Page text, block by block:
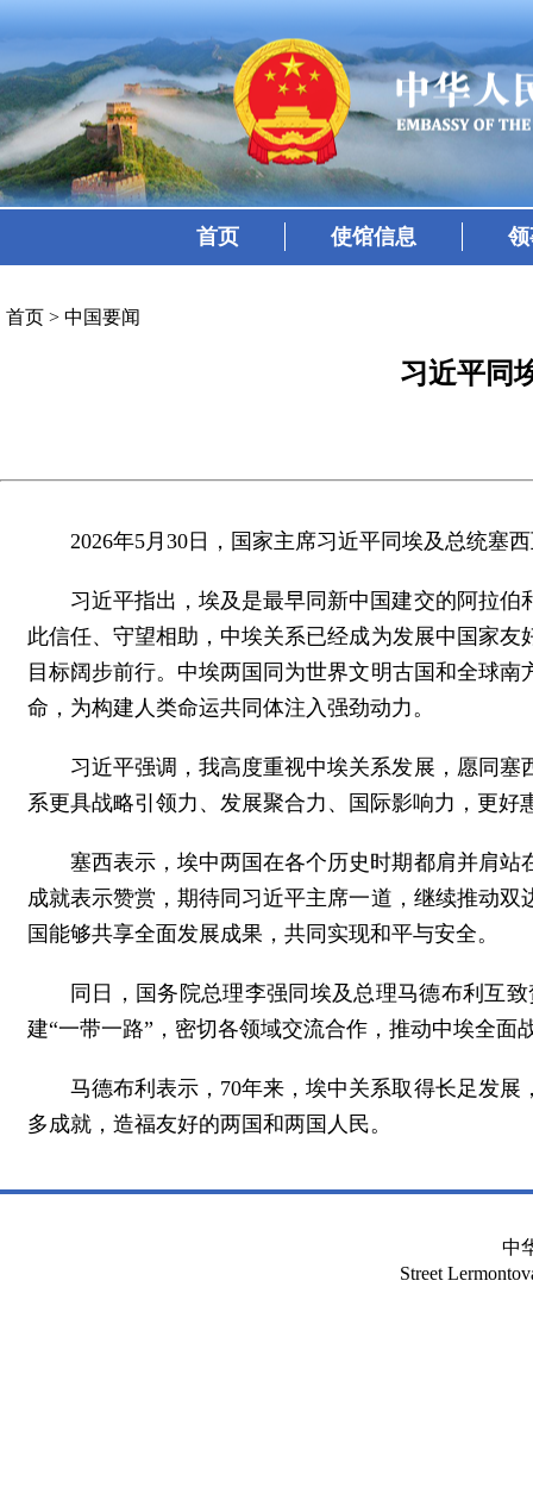
首页 使馆信息
首页 > 中国要闻
习近平同
2026年5月30日，国家主席习近平同埃及总统塞
习近平指出，埃及是最早同新中国建交的阿拉
此信任、守望相助，中埃关系已经成为发展中国家
目标阔步前行。中埃两国同为世界文明古国和全球
命，为构建人类命运共同体注入强劲动力。
习近平强调，我高度重视中埃关系发展，愿同
系更具战略引领力、发展聚合力、国际影响力，更
塞西表示，埃中两国在各个历史时期都肩并肩
成就表示赞赏，期待同习近平主席一道，继续推动
国能够共享全面发展成果，共同实现和平与安全。
同日，国务院总理李强同埃及总理马德布利互
建“一带一路”，密切各领域交流合作，推动中埃全
马德布利表示，70年来，埃中关系取得长足发
多成就，造福友好的两国和两国人民。
中
Street